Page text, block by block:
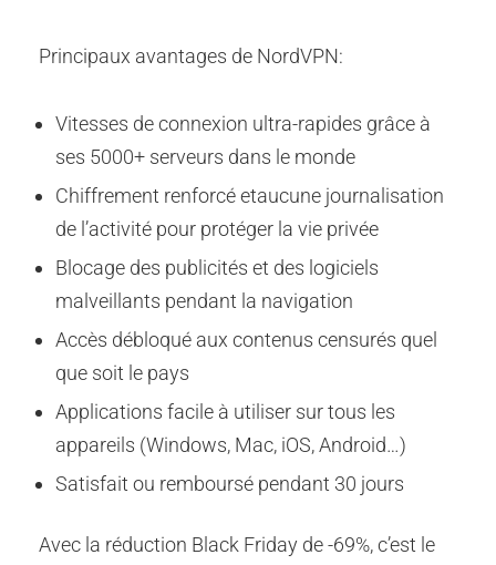
Principaux avantages de NordVPN:
Vitesses de connexion ultra-rapides grâce à
ses 5000+ serveurs dans le monde
Chiffrement renforcé etaucune journalisation
de l’activité pour protéger la vie privée
Blocage des publicités et des logiciels
malveillants pendant la navigation
Accès débloqué aux contenus censurés quel
que soit le pays
Applications facile à utiliser sur tous les
appareils (Windows, Mac, iOS, Android…)
Satisfait ou remboursé pendant 30 jours
Avec la réduction Black Friday de -69%, c’est le